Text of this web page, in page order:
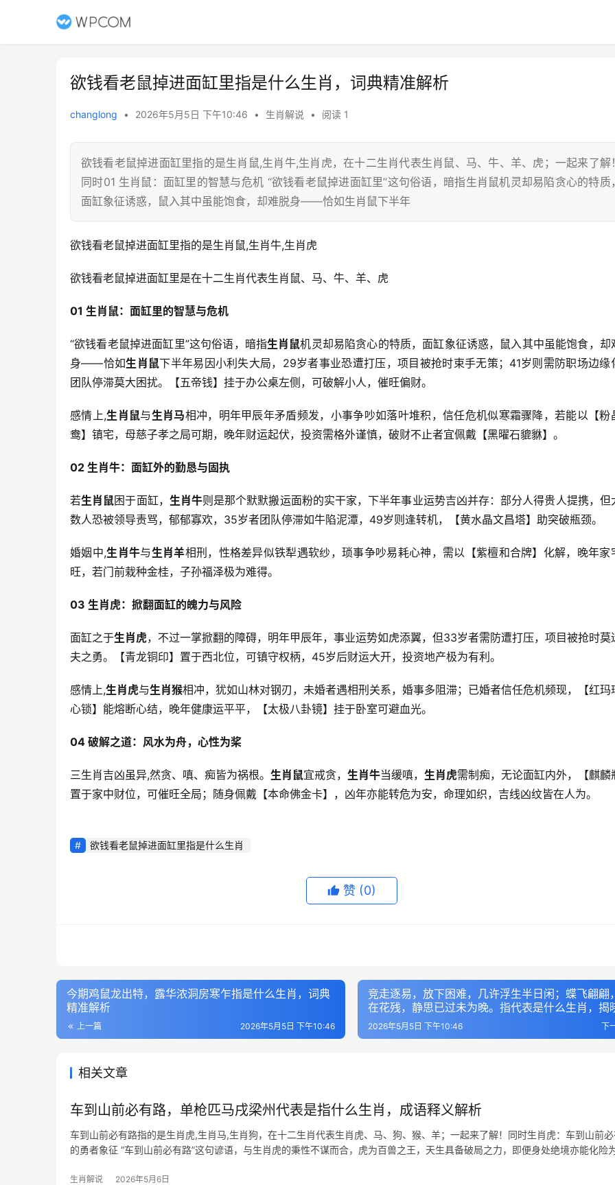
欲钱看老鼠掉进面缸里指是什么生肖，词典精准解析
changlong • 2026年5月5日 下午10:46 • 生肖解说 • 阅读 1
欲钱看老鼠掉进面缸里指的是生肖鼠,生肖牛,生肖虎，在十二生肖代表生肖鼠、马、牛、羊、虎；一起来了解！
同时01 生肖鼠：面缸里的智慧与危机 “欲钱看老鼠掉进面缸里”这句俗语，暗指生肖鼠机灵却易陷贪心的特质，
面缸象征诱惑，鼠入其中虽能饱食，却难脱身——恰如生肖鼠下半年
欲钱看老鼠掉进面缸里指的是生肖鼠,生肖牛,生肖虎
欲钱看老鼠掉进面缸里是在十二生肖代表生肖鼠、马、牛、羊、虎
01 生肖鼠：面缸里的智慧与危机
“欲钱看老鼠掉进面缸里”这句俗语，暗指生肖鼠机灵却易陷贪心的特质，面缸象征诱惑，鼠入其中虽能饱食，却
身——恰如生肖鼠下半年易因小利失大局，29岁者事业恐遭打压，项目被抢时束手无策；41岁则需防职场边缘
团队停滞莫大困扰。【五帝钱】挂于办公桌左侧，可破解小人，催旺偏财。
感情上,生肖鼠与生肖马相冲，明年甲辰年矛盾频发，小事争吵如落叶堆积，信任危机似寒霜骤降，若能以【粉
鸯】镇宅，母慈子孝之局可期，晚年财运起伏，投资需格外谨慎，破财不止者宜佩戴【黑曜石貔貅】。
02 生肖牛：面缸外的勤恳与固执
若生肖鼠困于面缸， 生肖牛则是那个默默搬运面粉的实干家，下半年事业运势吉凶并存：部分人得贵人提携，但
数人恐被领导责骂，郁郁寡欢，35岁者团队停滞如牛陷泥潭，49岁则逢转机，【黄水晶文昌塔】助突破瓶颈。
婚姻中,生肖牛与生肖羊相刑，性格差异似铁犁遇软纱，琐事争吵易耗心神，需以【紫檀和合牌】化解，晚年家
旺，若门前栽种金桂，子孙福泽极为难得。
03 生肖虎：掀翻面缸的魄力与风险
面缸之于生肖虎，不过一掌掀翻的障碍，明年甲辰年，事业运势如虎添翼，但33岁者需防遭打压，项目被抢时莫
夫之勇。【青龙铜印】置于西北位，可镇守权柄，45岁后财运大开，投资地产极为有利。
感情上,生肖虎与生肖猴相冲，犹如山林对钢刃，未婚者遇相刑关系，婚事多阻滞；已婚者信任危机频现，【红玛
心锁】能熔断心结，晚年健康运平平，【太极八卦镜】挂于卧室可避血光。
04 破解之道：风水为舟，心性为桨
三生肖吉凶虽异,然贪、嗔、痴皆为祸根。 生肖鼠宜戒贪， 生肖牛当缓嗔， 生肖虎需制痴，无论面缸内外，【麒麟
置于家中财位，可催旺全局；随身佩戴【本命佛金卡】，凶年亦能转危为安，命理如织，吉线凶纹皆在人为。
欲钱看老鼠掉进面缸里指是什么生肖
赞 (0)
今期鸡鼠龙出特，露华浓洞房寒乍指是什么生肖，词典
精准解析
上一篇 2026年5月5日 下午10:46
竞走逐易，放下困难，几许浮生半日闲；蝶飞翩翩
在花残，静思已过未为晚。指代表是什么生肖，揭
质解答
下
2026年5月5日 下午10:46
相关文章
车到山前必有路，单枪匹马戌梁州代表是指什么生肖，成语释义解析
车到山前必有路指的是生肖虎,生肖马,生肖狗，在十二生肖代表生肖虎、马、狗、猴、羊；一起来了解！同时生肖虎：车到山前
的勇者象征 “车到山前必有路”这句谚语，与生肖虎的秉性不谋而合，虎为百兽之王，天生具备破局之力，即便身处绝境亦能化险
生肖解说 2026年5月6日